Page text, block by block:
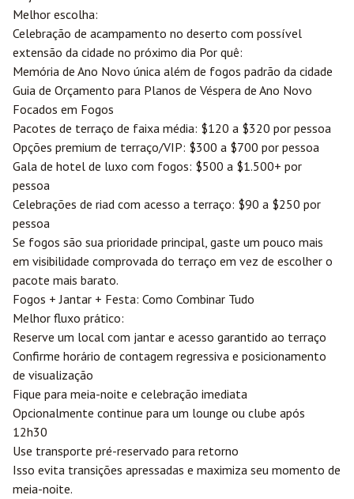
Melhor escolha:
Celebração de acampamento no deserto com possível
extensão da cidade no próximo dia Por quê:
Memória de Ano Novo única além de fogos padrão da cidade
Guia de Orçamento para Planos de Véspera de Ano Novo
Focados em Fogos
Pacotes de terraço de faixa média: $120 a $320 por pessoa
Opções premium de terraço/VIP: $300 a $700 por pessoa
Gala de hotel de luxo com fogos: $500 a $1.500+ por
pessoa
Celebrações de riad com acesso a terraço: $90 a $250 por
pessoa
Se fogos são sua prioridade principal, gaste um pouco mais
em visibilidade comprovada do terraço em vez de escolher o
pacote mais barato.
Fogos + Jantar + Festa: Como Combinar Tudo
Melhor fluxo prático:
Reserve um local com jantar e acesso garantido ao terraço
Confirme horário de contagem regressiva e posicionamento
de visualização
Fique para meia-noite e celebração imediata
Opcionalmente continue para um lounge ou clube após
12h30
Use transporte pré-reservado para retorno
Isso evita transições apressadas e maximiza seu momento de
meia-noite.